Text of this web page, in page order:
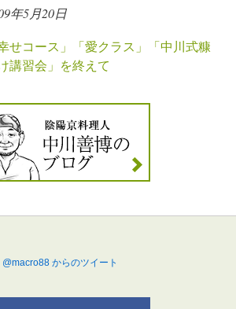
年5月20日
幸せコース」「愛クラス」「中川式糠
講習会」を終えて
@macro88 からのツイート